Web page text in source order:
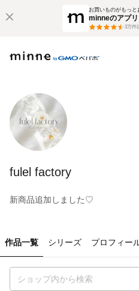
お買いものがもっと
minneのアプリ
3万件
fulel factory
新商品追加しました♡
作品一覧 シリーズ プロフィー